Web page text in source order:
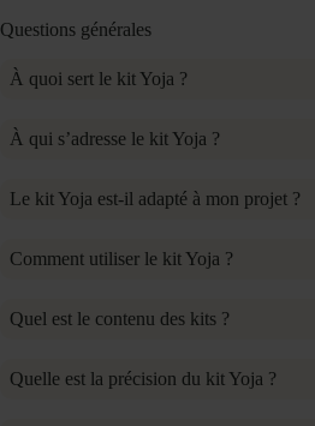
Questions générales
À quoi sert le kit Yoja ?
À qui s’adresse le kit Yoja ?
Le kit Yoja est-il adapté à mon projet ?
Comment utiliser le kit Yoja ?
Quel est le contenu des kits ?
Quelle est la précision du kit Yoja ?